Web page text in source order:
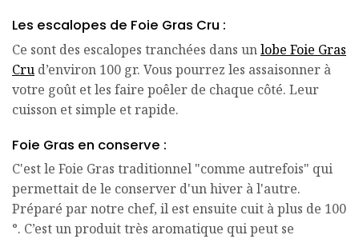
Les escalopes de Foie Gras Cru :
Ce sont des escalopes tranchées dans unlobe Foie Gras
Cru d’environ 100 gr. Vous pourrez les assaisonner à
votre goût et les faire poêler de chaque côté. Leur
cuisson et simple et rapide.
Foie Gras en conserve :
C'est le Foie Gras traditionnel "comme autrefois" qui
permettait de le conserver d'un hiver à l'autre.
Préparé par notre chef, il est ensuite cuit à plus de 100
°. C’est un produit très aromatique qui peut se